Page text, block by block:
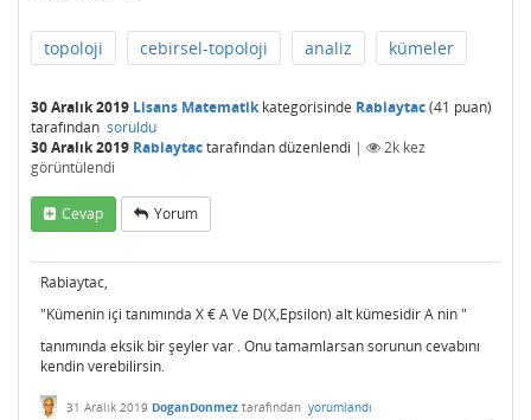
topoloji cebirsel-topoloji analiz kümeler
30 Aralık 2019 Lisans Matematikkategorisinde Rabiaytac(41 puan)
tarafından soruldu
30 Aralık 2019 Rabiaytactarafındandüzenlendi | 2k kez
görüntülendi
Cevap Yorum
Rabiaytac,
"Kümenin içi tanımında X € A Ve D(X,Epsilon) alt kümesidir A nin "
tanımında eksik bir şeyler var . Onu tamamlarsan sorunun cevabını
kendin verebilirsin.
31 Aralık 2019 DoganDonmez tarafından yorumlandı